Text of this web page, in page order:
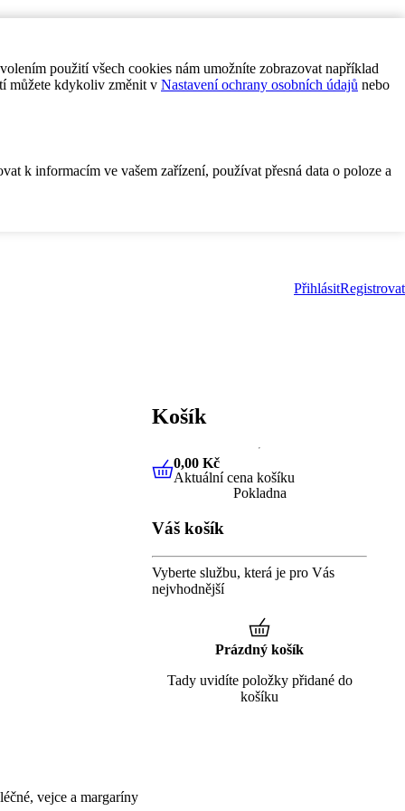
použití všech cookies nám umožníte zobrazovat například
můžete kdykoliv změnit v Nastavení ochrany osobních údajů nebo
k informacím ve vašem zařízení, používat přesná data o poloze a
PřihlásitRegistrovat
vejce a margaríny
Košík
0,00 KčAktuální cena košíku
0,00 Kč
Aktuální cena košíku
Pokladna
Váš košík
Vyberte službu, která je pro Vás
nejvhodnější
Prázdný košík
Tady uvidíte položky přidané do
košíku